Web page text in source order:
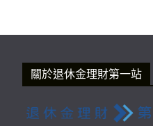
關於退休金理財第一站